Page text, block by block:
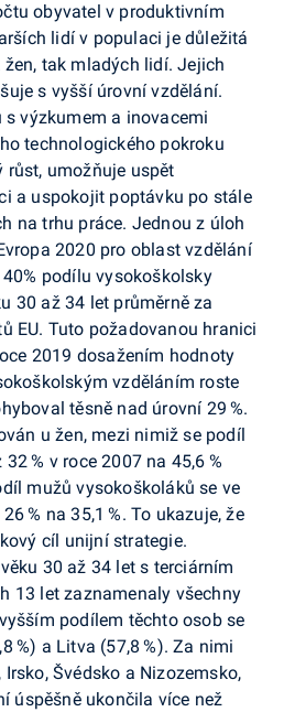
obyvatel v produktivním
lidí v populaci je důležitá
tak mladých lidí. Jejich
s vyšší úrovní vzdělání.
výzkumem a inovacemi
technologického pokroku
růst, umožňuje uspět
a uspokojit poptávku po stále
na trhu práce. Jednou z úloh
2020 pro oblast vzdělání
podílu vysokoškolsky
30 až 34 let průměrně za
EU. Tuto požadovanou hranici
2019 dosažením hodnoty
vzděláním roste
těsně nad úrovní 29 %.
u žen, mezi nimiž se podíl
% v roce 2007 na 45,6 %
mužů vysokoškoláků se ve
% na 35,1 %. To ukazuje, že
cíl unijní strategie.
30 až 34 let s terciár­ním
13 let zaznamenaly všechny
podílem těchto osob se
%) a Litva (57,8 %). Za nimi
Švédsko a Nizozemsko,
úspěšně ukončila více než